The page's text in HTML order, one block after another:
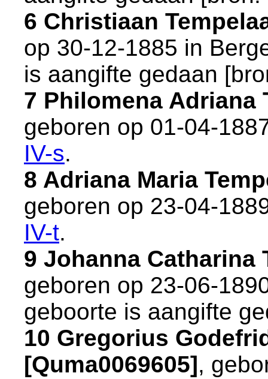
6 Christiaan
op 30-12-1885 in
is aangifte gedaan [
7 Philomena Adriana
geboren op 01-04-
IV-s.
8 Adriana Maria
geboren op 23-04-
IV-t.
9 Johanna Catharina
geboren op 23-06-
geboorte is aangifte
10 Gregorius
[Quma0069605],